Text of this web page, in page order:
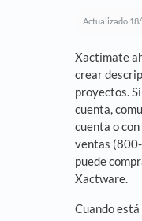
Actualizado
Xactimate
crear
proyectos.
cuenta,
cuenta o
ventas
puede
Xactware.
Cuando